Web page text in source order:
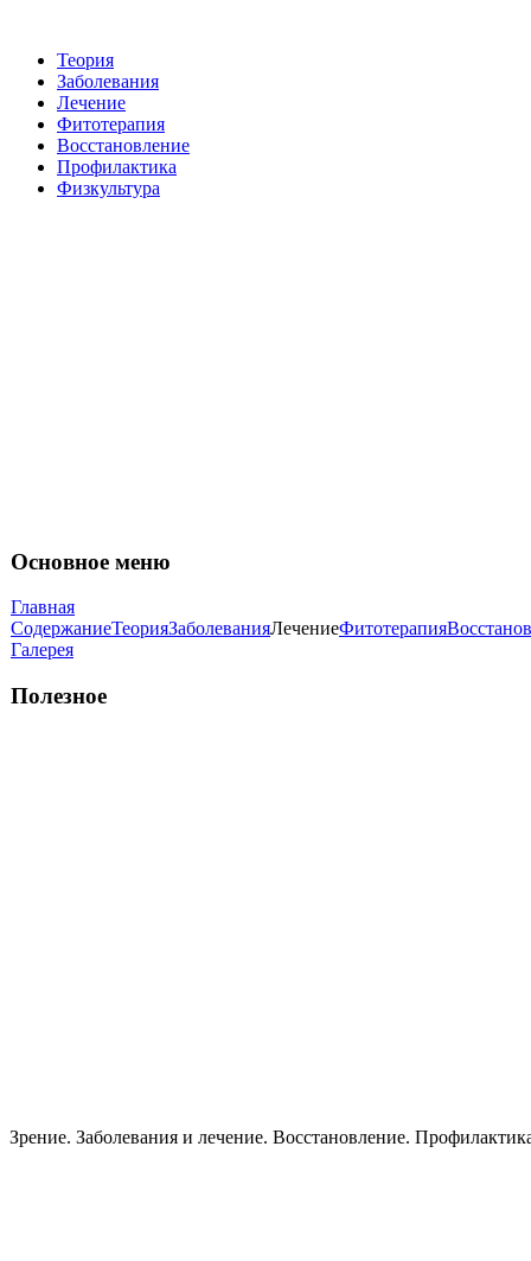
Теория
Заболевания
Лечение
Фитотерапия
Восстановление
Пpoфилактикa
Физкультура
Основное меню
Главная
СодержаниеТеорияЗаболеванияЛечениеФитотерапия
Галерея
Полезное
Зрение. Заболевания и лечение. Восстановление.